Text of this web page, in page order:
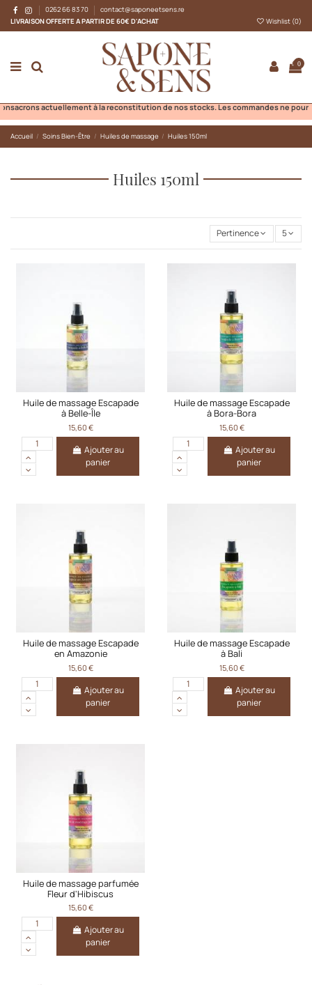
0262 66 83 70
contact@saponeetsens.re
LIVRAISON OFFERTE A PARTIR DE 60€ D'ACHAT
Wishlist (0)
0
actuellement à la reconstitution de nos stocks. Les commandes ne
Accueil Soins Bien-Être Huiles de massage Huiles 150ml
Huiles 150ml
Pertinence 5
Huile de massage Escapade
à Belle-Île
15,60 €
Ajouter au
panier
Huile de massage Escapade
à Bora-Bora
15,60 €
Ajouter au
panier
Huile de massage Escapade
en Amazonie
15,60 €
Ajouter au
panier
Huile de massage Escapade
à Bali
15,60 €
Ajouter au
panier
Huile de massage parfumée
Fleur d'Hibiscus
15,60 €
Ajouter au
panier